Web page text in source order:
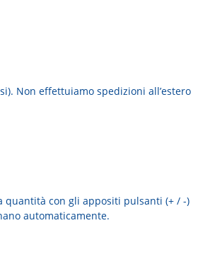
Non effettuiamo spedizioni all’estero
con gli appositi pulsanti (+ / -)
automaticamente.